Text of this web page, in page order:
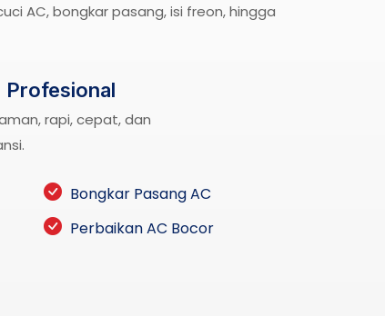
AC, bongkar pasang, isi freon, hingga
Profesional
rapi, cepat, dan
Bongkar Pasang AC
Perbaikan AC Bocor